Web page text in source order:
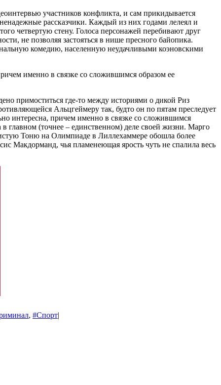
участников конфликта, и сам прикидывается
рассказчики. Каждый из них годами лелеял и
четвертую стену. Голоса персонажей перебивают друг
не позволяя застояться в нише пресного байопика.
комедию, населенную неудачливыми коэновскими
именно в связке со сложившимся образом ее
примоститься где-то между историями о дикой Риз
Альцгеймеру так, будто он по пятам преследует
интересна, причем именно в связке со сложившимся
главном (точнее – единственном) деле своей жизни. Марго
Тоню на Олимпиаде в Лиллехаммере обошла более
Макдорманд, чья пламенеющая ярость чуть не спалила весь
, #Спорт|